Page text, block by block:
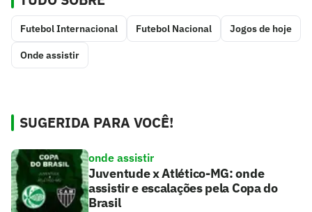
Futebol Internacional Futebol Nacional Jogos de hoje
Onde assistir
SUGERIDA PARA VOCÊ!
onde assistir
Juventude x Atlético-MG: onde
assistir e escalações pela Copa do
Brasil